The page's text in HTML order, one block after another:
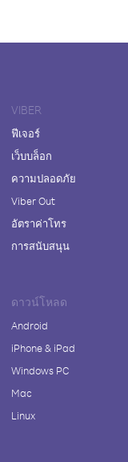
VIBER
ฟีเจอร์
เว็บบล็อก
ความปลอดภัย
Viber Out
อัตราค่าโทร
การสนับสนุน
ดาวน์โหลด
Android
iPhone & iPad
Windows PC
Mac
Linux